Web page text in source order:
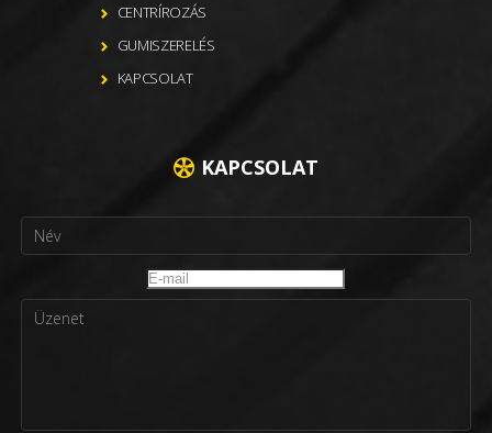
CENTRÍROZÁS
GUMISZERELÉS
KAPCSOLAT
KAPCSOLAT